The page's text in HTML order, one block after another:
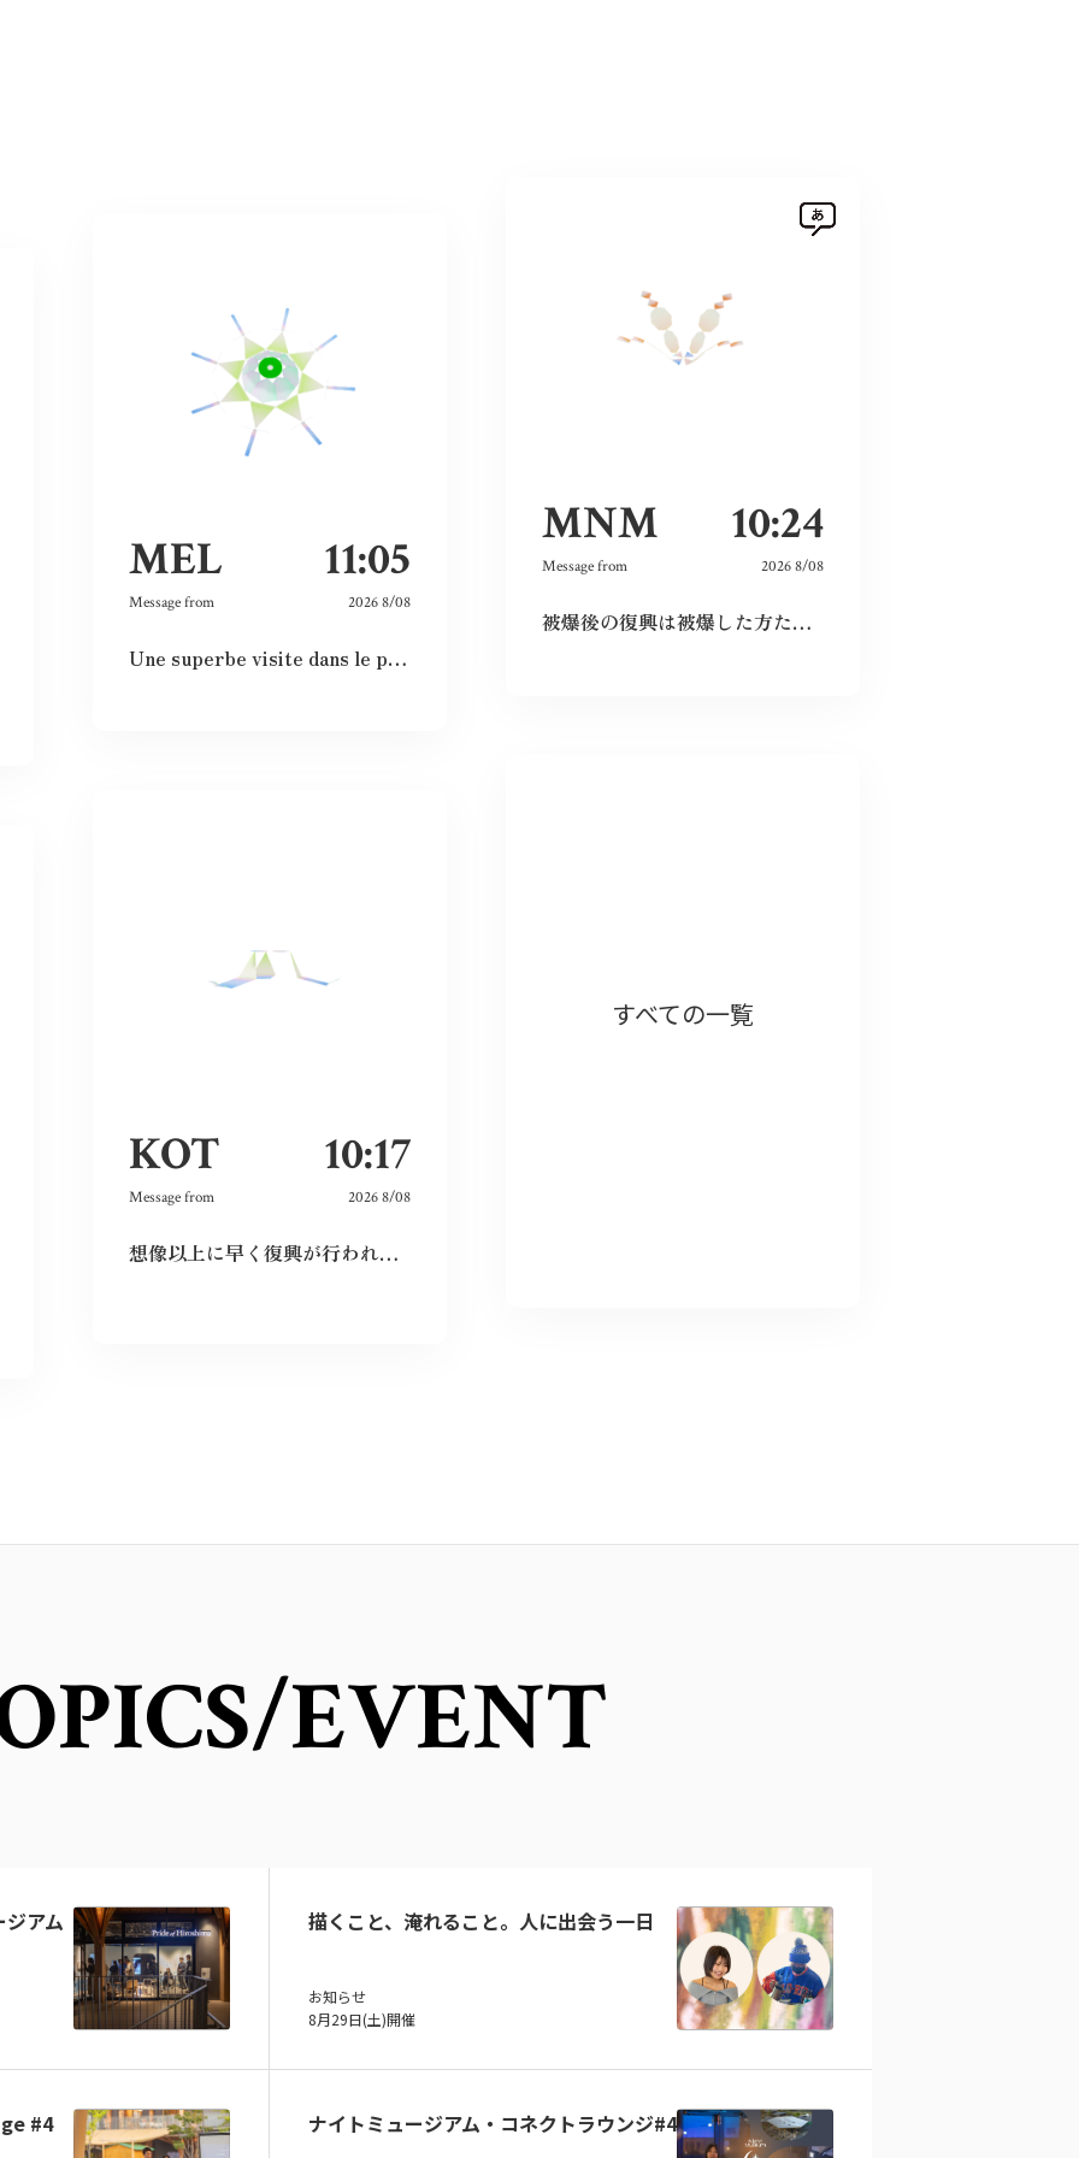
MEL 11:05
Message from 2026 8/08
Une superbe visite dans le passé, le présent et le futur. Les images et vidéos sont sublimes et nous rappellent l’histoire passée.
MNM 10:24
Message from 2026 8/08
被爆後の復興は被爆した方たちだけが尽力してくれたのではなく戦前の方たちの工業や文化がもたらしてくれたものだと分かった。今の平和な生活を守っていこうと思う。
KOT 10:17
Message from 2026 8/08
想像以上に早く復興が行われており、その意識の高さに感動しました。私も平和をこれからも当たり前にするために出来ることをしていこうと思います。
すべての一覧
/EVENT
アム 描くこと、淹れること。人に出会う一日
お知らせ
8月29日(土)開催
#4 ナイトミュージアム・コネクトラウンジ#4